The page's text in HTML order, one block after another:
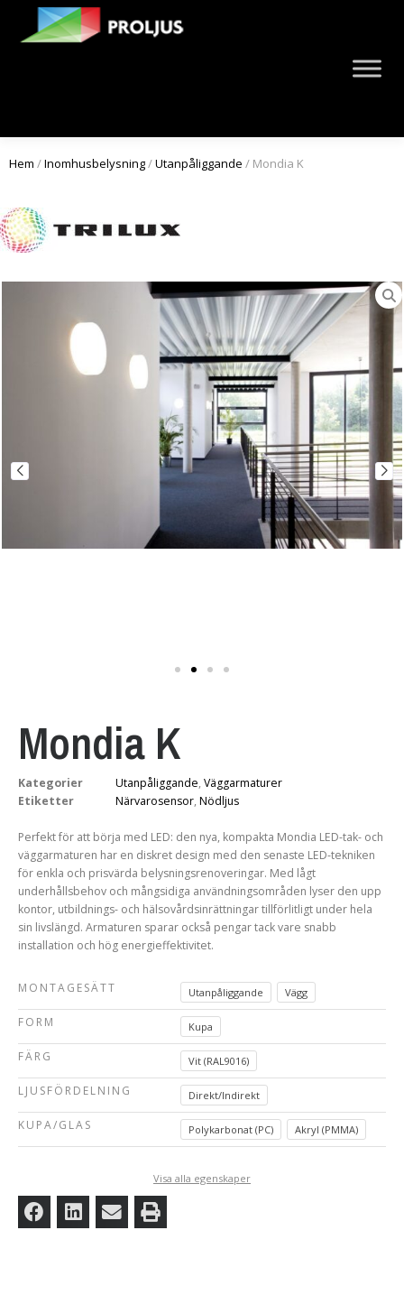
Hem /Inomhusbelysning/Utanpåliggande / Mondia K
Mondia K
Kategorier Utanpåliggande, Väggarmaturer
Etiketter
Närvarosensor, Nödljus
Perfekt för att börja med LED: den nya, kompakta Mondia LED-tak- och
väggarmaturen har en diskret design med den senaste LED-tekniken
för enkla och prisvärda belysningsrenoveringar. Med lågt
underhållsbehov och mångsidiga användningsområden lyser den upp
kontor, utbildnings- och hälsovårdsinrättningar tillförlitligt under hela
sin livslängd. Armaturen sparar också pengar tack vare snabb
installation och hög energieffektivitet.
MONTAGESÄTT Utanpåliggande Vägg
FORM Kupa
FÄRG Vit (RAL9016)
LJUSFÖRDELNING Direkt/Indirekt
KUPA/GLAS Polykarbonat (PC) Akryl (PMMA)
Visa alla egenskaper